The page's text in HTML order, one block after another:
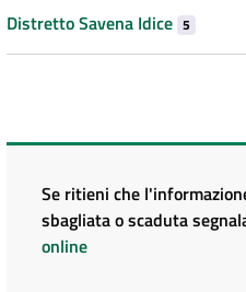
Distretto Savena Idice 5
Se ritieni che
sbagliata o scaduta
online